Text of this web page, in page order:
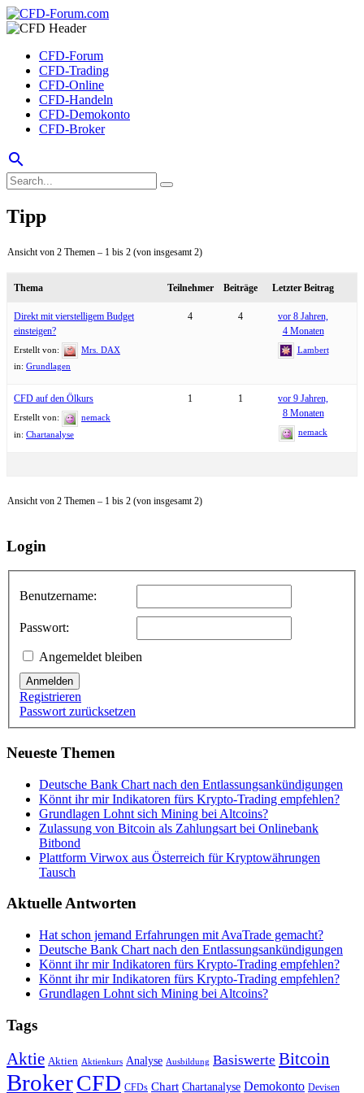
CFD-Forum
CFD-Trading
CFD-Online
CFD-Handeln
CFD-Demokonto
CFD-Broker
search
Tipp
Ansicht von 2 Themen – 1 bis 2 (von insgesamt 2)
Thema Teilnehmer Beiträge Letzter Beitrag
Direkt mit vierstelligem Budget
einsteigen?
Erstellt von:
Mrs. DAX
in: Grundlagen
4 4
vor 8 Jahren,
4 Monaten
Lambert
CFD auf den Ölkurs
Erstellt von:
nemack
in: Chartanalyse
1 1
vor 9 Jahren,
8 Monaten
nemack
Ansicht von 2 Themen – 1 bis 2 (von insgesamt 2)
Login
Benutzername:
Passwort:
Angemeldet bleiben
Anmelden
Registrieren
Passwort zurücksetzen
Neueste Themen
Deutsche Bank Chart nach den Entlassungsankündigungen
Könnt ihr mir Indikatoren fürs Krypto-Trading empfehlen?
Grundlagen Lohnt sich Mining bei Altcoins?
Zulassung von Bitcoin als Zahlungsart bei Onlinebank
Bitbond
Plattform Virwox aus Österreich für Kryptowährungen
Tausch
Aktuelle Antworten
Hat schon jemand Erfahrungen mit AvaTrade gemacht?
Deutsche Bank Chart nach den Entlassungsankündigungen
Könnt ihr mir Indikatoren fürs Krypto-Trading empfehlen?
Könnt ihr mir Indikatoren fürs Krypto-Trading empfehlen?
Grundlagen Lohnt sich Mining bei Altcoins?
Tags
Aktie Aktien Aktienkurs Analyse Ausbildung Basiswerte Bitcoin
BrokerCFD CFDs Chart Chartanalyse Demokonto Devisen